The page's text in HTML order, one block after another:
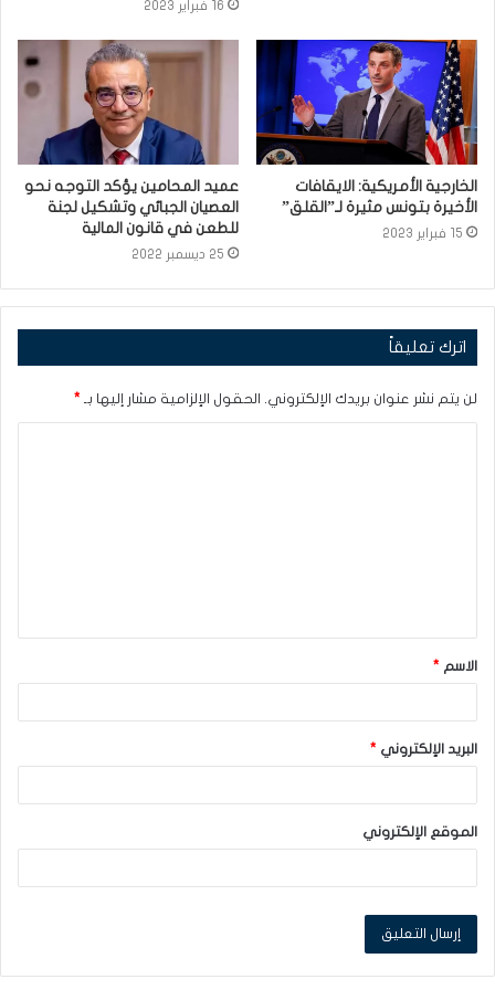
16 فبراير 2023
الخارجية الأمريكية: الايقافات
الأخيرة بتونس مثيرة لـ”القلق”
15 فبراير 2023
عميد المحامين يؤكد التوجه نحو
العصيان الجبائي وتشكيل لجنة
للطعن في قانون المالية
25 ديسمبر 2022
اترك تعليقاً
لن يتم نشر عنوان بريدك الإلكتروني. الحقول الإلزامية مشار إليها بـ *
ق
*
الاسم *
البريد الإلكتروني *
الموقع الإلكتروني